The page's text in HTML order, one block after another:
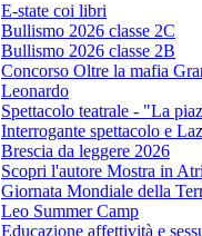
E-state coi libri
Bullismo 2026 classe 2C
Bullismo 2026 classe 2B
Concorso Oltre la mafia
Leonardo
Spettacolo teatrale - "La
Interrogante spettacolo e
Brescia da leggere 2026
Scopri l'autore Mostra in
Giornata Mondiale della
Leo Summer Camp
Educazione affettività e